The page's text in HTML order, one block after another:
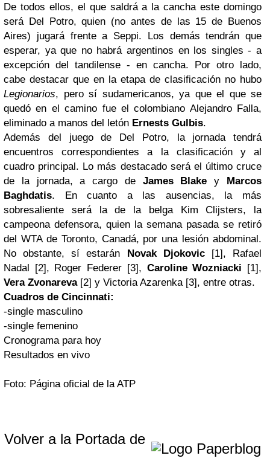
De todos ellos, el que saldrá a la cancha este domingo
será Del Potro, quien (no antes de las 15 de Buenos
Aires) jugará frente a Seppi. Los demás tendrán que
esperar, ya que no habrá argentinos en los singles - a
excepción del tandilense - en cancha. Por otro lado,
cabe destacar que en la etapa de clasificación no hubo
Legionarios, pero sí sudamericanos, ya que el que se
quedó en el camino fue el colombiano Alejandro Falla,
eliminado a manos del letón Ernests Gulbis.
Además del juego de Del Potro, la jornada tendrá
encuentros correspondientes a la clasificación y al
cuadro principal. Lo más destacado será el último cruce
de la jornada, a cargo de James Blake y Marcos
Baghdatis. En cuanto a las ausencias, la más
sobresaliente será la de la belga Kim Clijsters, la
campeona defensora, quien la semana pasada se retiró
del WTA de Toronto, Canadá, por una lesión abdominal.
No obstante, sí estarán Novak Djokovic[1], Rafael
Nadal [2], Roger Federer [3], Caroline Wozniacki [1],
Vera Zvonareva[2] y Victoria Azarenka [3], entre otras.
Cuadros de Cincinnati:
-single masculino
-single femenino
Cronograma para hoy
Resultados en vivo
Foto: Página oficial de la ATP
Volver a la Portada de